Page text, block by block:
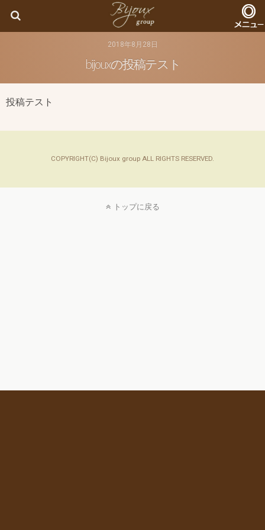
Bijoux
2018年8月28日
bijouxの投稿テスト
投稿テスト
COPYRIGHT(C) Bijoux group ALL RIGHTS RESERVED.
トップに戻る